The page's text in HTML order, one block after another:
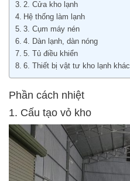
2. Cửa kho lạnh
Hệ thống làm lạnh
3. Cụm máy nén
4. Dàn lạnh, dàn nóng
5. Tủ điều khiển
6. Thiết bị vật tư kho lạnh khác
Phần cách nhiệt
1. Cấu tạo vỏ kho